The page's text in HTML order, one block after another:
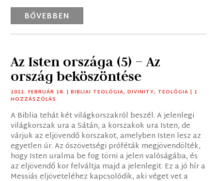
BŐVEBBEN
Az Isten országa (5) – Az
ország beköszöntése
2022. FEBRUÁR 18. |BIBLIAI TEOLÓGIA,DIVINITY, TEOLÓGIA | 1
HOZZÁSZÓLÁS
A Biblia tehát két világkorszakról beszél. A jelenlegi
világkorszak ura a Sátán, a korszakok ura Isten, de
várjuk az eljövendő korszakot, amelyben Isten lesz az
egyetlen úr. Az ószövetségi próféták megjövendölték,
hogy Isten uralma be fog törni a jelen valóságába, és
az eljövendő kor felváltja majd a jelenlegit. Ez a jó hír a
Messiás eljöveteléhez kapcsolódik, aki véget vet a